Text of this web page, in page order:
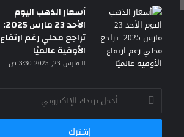
أسعار الذهب اليوم
الأحد 23 مارس 2025:
تراجع محلي رغم ارتفاع
الأوقية عالميًا
مارس 23, 2025 3:30 ص
أدخل
بريدك
الإلكتروني